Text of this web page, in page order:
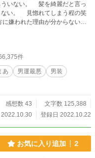
ういない。 髪を綺麗だと言っ
ない。 見惚れてしまう程の笑
はどうして変わってしまった
団は女人禁制。 故に私は男
。 晴れて騎士となった私を
であった。 身分を明かせな
事になる。 そして、騎士と
行に大きく関わり、やがて王宮
件
あ 男運最悪
男装
感想数 43
文字数 125,388
登録日 2022.10.22
お気に入り追加 2